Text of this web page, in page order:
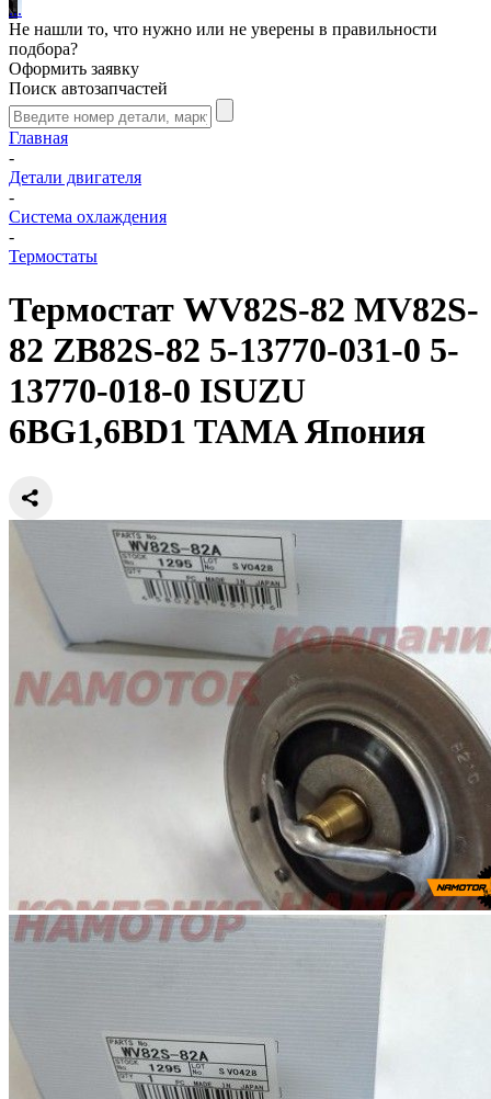
...
Не нашли то, что нужно или не уверены в правильности
подбора?
Оформить заявку
Поиск автозапчастей
Главная
-
Детали двигателя
-
Система охлаждения
-
Термостаты
Термостат WV82S-82 MV82S-
82 ZB82S-82 5-13770-031-0 5-
13770-018-0 ISUZU
6BG1,6BD1 TAMA Япония